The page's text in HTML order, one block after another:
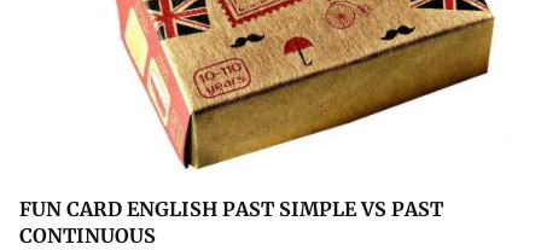
FUN CARD ENGLISH PAST SIMPLE VS PAST
CONTINUOUS